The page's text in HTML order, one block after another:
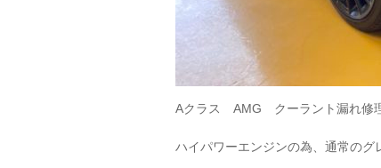
Aクラス AMG クーラント漏れ修
ハイパワーエンジンの為、通常のグ